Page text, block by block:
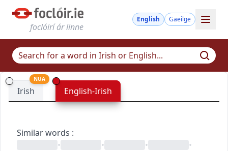
foclóirí ár linne
English Gaeilge
Irish
NUA
English-Irish
Similar words :
•
• • •